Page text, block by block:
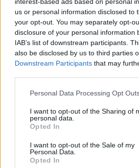
us or personal information disclosed to
your opt-out. You may separately opt-
disclosure of your personal information
IAB’s list of downstream participants.
also be disclosed by us to third parties
Downstream Participants that may
Personal Data Processing Opt
I want to opt-out of the Sharing of
personal data.
Opted In
I want to opt-out of the Sale of my
Personal Data.
Opted In
2026. augusztus 08., szombat